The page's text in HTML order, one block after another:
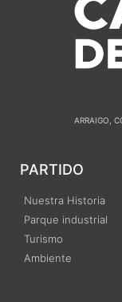
ARRAIGO,
PARTIDO
Nuestra Historia
Parque industrial
Turismo
Ambiente